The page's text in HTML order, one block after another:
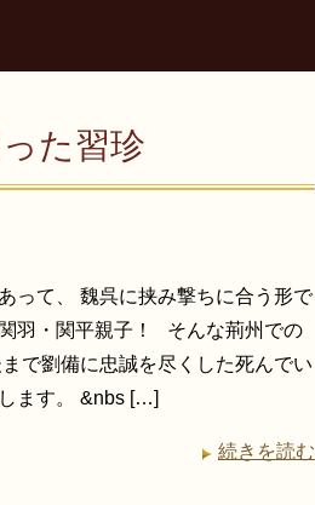
た習珍
って、 魏呉に挟み撃ちに合う形で
羽・関平親子！ そんな荊州での
で劉備に忠誠を尽くした死んでい
ます。 &nbs […]
続きを読む